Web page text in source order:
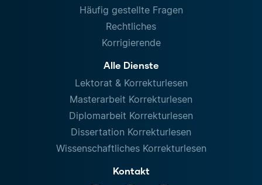
Häufig gestellte Fragen
Rechtliches
Korrigierende
Alle Dienste
Lektorat & Korrekturlesen
Masterarbeit Korrekturlesen
Diplomarbeit Korrekturlesen
Dissertation Korrekturlesen
Wissenschaftliches Korrekturlesen
Kontakt